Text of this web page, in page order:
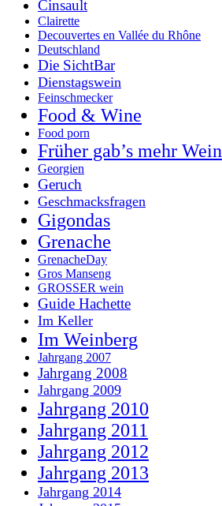
Cinsault
Clairette
Decouvertes en Vallée du Rhône
Deutschland
Die SichtBar
Dienstagswein
Feinschmecker
Food & Wine
Food porn
Früher gab’s mehr Wein
Georgien
Geruch
Geschmacksfragen
Gigondas
Grenache
GrenacheDay
Gros Manseng
GROSSER wein
Guide Hachette
Im Keller
Im Weinberg
Jahrgang 2007
Jahrgang 2008
Jahrgang 2009
Jahrgang 2010
Jahrgang 2011
Jahrgang 2012
Jahrgang 2013
Jahrgang 2014